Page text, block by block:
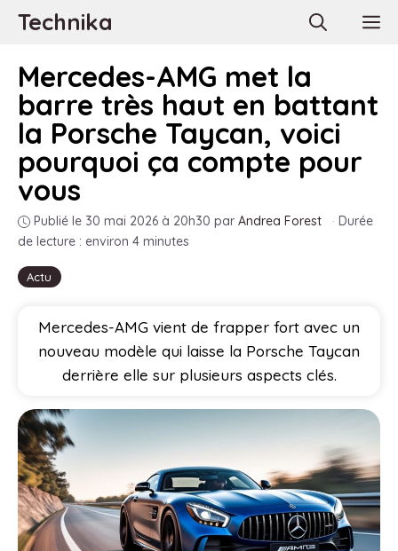
AllerTechnika
Actu
Mercedes-AMG met la
barre très haut en battant
la Porsche Taycan, voici
pourquoi ça compte pour
vous
Publié le 30 mai 2026 à 20h30 par Andrea Forest · Durée
de lecture : environ 4 minutes
Mercedes-AMG vient de frapper fort avec un
nouveau modèle qui laisse la Porsche Taycan
derrière elle sur plusieurs aspects clés.